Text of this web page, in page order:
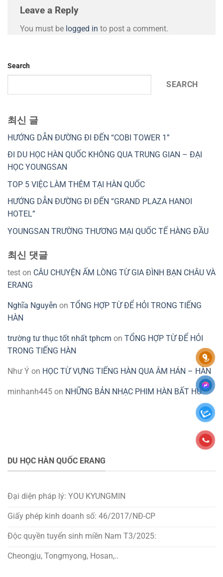
Leave a Reply
You must be logged in to post a comment.
Search
SEARCH
최신 글
HƯỚNG DẪN ĐƯỜNG ĐI ĐẾN “COBI TOWER 1”
ĐI DU HỌC HÀN QUỐC KHÔNG QUA TRUNG GIAN – ĐẠI
HỌC YOUNGSAN
TOP 5 VIỆC LÀM THÊM TẠI HÀN QUỐC
HƯỚNG DẪN ĐƯỜNG ĐI ĐẾN “GRAND PLAZA HANOI
HOTEL”
YOUNGSAN TRƯỜNG THƯƠNG MẠI QUỐC TẾ HÀNG ĐẦU
최신 댓글
test on CÂU CHUYỆN ẤM LÒNG TỪ GIA ĐÌNH BẠN CHÂU VÀ
ERANG
Nghĩa Nguyễn on TỔNG HỢP TỪ ĐỂ HỎI TRONG TIẾNG
HÀN
trường tư thục tốt nhất tphcm on TỔNG HỢP TỪ ĐỂ HỎI
TRONG TIẾNG HÀN
Như Ý on HỌC TỪ VỰNG TIẾNG HÀN QUA ÂM HÁN – HÀN
minhanh445 on NHỮNG BẢN NHẠC PHIM HÀN BẤT HỦ
DU HỌC HÀN QUỐC ERANG
Đại diện pháp lý: YOU KYUNGMIN
Giấy phép kinh doanh số: 46/2017/NĐ-CP
Độc quyền tuyển sinh miền Nam T3/2025:
Cheongju, Tongmyong, Hosan,..